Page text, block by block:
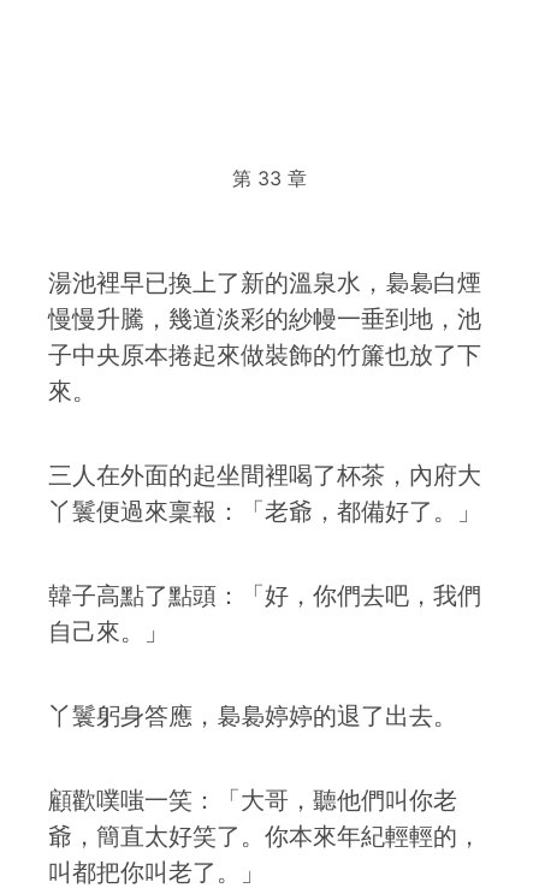
第 33 章
湯池裡早已換上了新的溫泉水，裊裊白煙
慢慢升騰，幾道淡彩的紗幔一垂到地，池
子中央原本捲起來做裝飾的竹簾也放了下
來。
三人在外面的起坐間裡喝了杯茶，內府大
丫鬟便過來稟報：「老爺，都備好了。」
韓子高點了點頭：「好，你們去吧，我們
自己來。」
丫鬟躬身答應，裊裊婷婷的退了出去。
顧歡噗嗤一笑：「大哥，聽他們叫你老
爺，簡直太好笑了。你本來年紀輕輕的，
叫都把你叫老了。」